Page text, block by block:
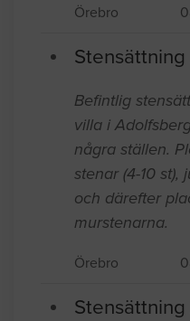
Örebro
Befintlig
villa i
några ställen.
stenar (4-10 st),
och därefter
murstenarna.
Örebro